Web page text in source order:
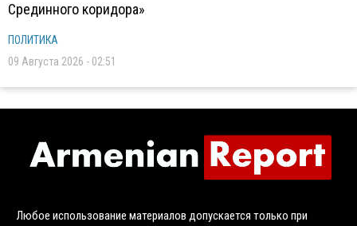
Срединного коридора»
ПОЛИТИКА
09 Августа 2026 - 02:51
Любое использование материалов допускается только при